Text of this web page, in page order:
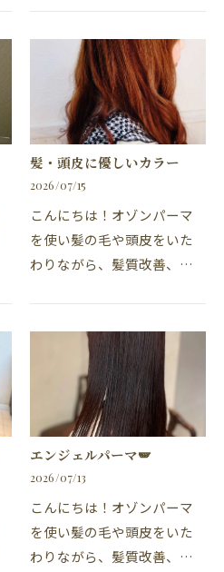
る、東海市の美容院、美容
室・カナリアの吉川です。
髪のパサつき、広がりに…
髪・頭皮に優しいカラー
2026/07/15
こんにちは！オゾンパーマ
を使い髪の毛や頭皮をいた
わりながら、髪質改善、髪
る、東海市の美容院、美容
室・カナリアの吉川です。
カナリアおススメの良カ…
エンジェルパーマ🪽
2026/07/13
こんにちは！オゾンパーマ
を使い髪の毛や頭皮をいた
わりながら、髪質改善、髪